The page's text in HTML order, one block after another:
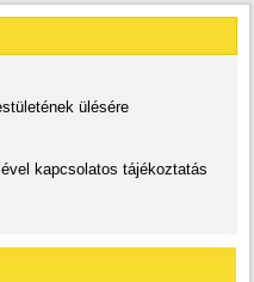
ülésére
kapcsolatos tájékoztatás